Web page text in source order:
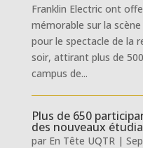
Franklin Electric ont
mémorable sur la
pour le spectacle de la
soir, attirant plus de
campus de...
Plus de 650
des nouveaux
par En Tête UQTR|